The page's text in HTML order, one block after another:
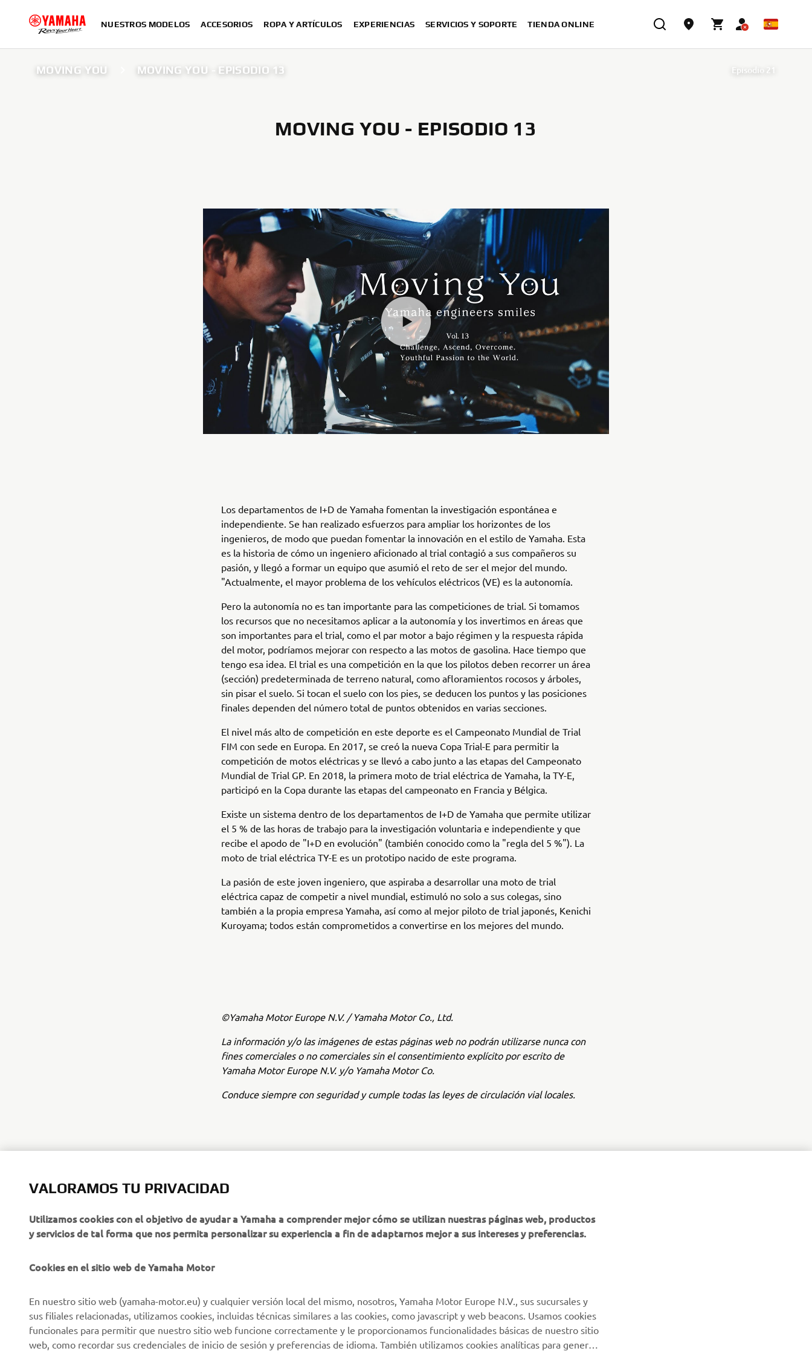
NUESTROS MODELOS ACCESORIOS ROPA Y ARTÍCULOS EXPERIENCIAS SERVICIOS Y SOPORTE TIENDA ONLINE
MOVING YOU MOVING YOU - EPISODIO 13 Episodio 21
MOVING YOU - EPISODIO 13
Los departamentos de I+D de Yamaha fomentan la investigación espontánea e
independiente. Se han realizado esfuerzos para ampliar los horizontes de los
ingenieros, de modo que puedan fomentar la innovación en el estilo de Yamaha. Esta
es la historia de cómo un ingeniero aficionado al trial contagió a sus compañeros su
pasión, y llegó a formar un equipo que asumió el reto de ser el mejor del mundo.
"Actualmente, el mayor problema de los vehículos eléctricos (VE) es la autonomía.
Pero la autonomía no es tan importante para las competiciones de trial. Si tomamos
los recursos que no necesitamos aplicar a la autonomía y los invertimos en áreas que
son importantes para el trial, como el par motor a bajo régimen y la respuesta rápida
del motor, podríamos mejorar con respecto a las motos de gasolina. Hace tiempo que
tengo esa idea. El trial es una competición en la que los pilotos deben recorrer un área
(sección) predeterminada de terreno natural, como afloramientos rocosos y árboles,
sin pisar el suelo. Si tocan el suelo con los pies, se deducen los puntos y las posiciones
finales dependen del número total de puntos obtenidos en varias secciones.
El nivel más alto de competición en este deporte es el Campeonato Mundial de Trial
FIM con sede en Europa. En 2017, se creó la nueva Copa Trial-E para permitir la
competición de motos eléctricas y se llevó a cabo junto a las etapas del Campeonato
Mundial de Trial GP. En 2018, la primera moto de trial eléctrica de Yamaha, la TY-E,
participó en la Copa durante las etapas del campeonato en Francia y Bélgica.
Existe un sistema dentro de los departamentos de I+D de Yamaha que permite utilizar
el 5 % de las horas de trabajo para la investigación voluntaria e independiente y que
recibe el apodo de "I+D en evolución" (también conocido como la "regla del 5 %"). La
moto de trial eléctrica TY-E es un prototipo nacido de este programa.
La pasión de este joven ingeniero, que aspiraba a desarrollar una moto de trial
eléctrica capaz de competir a nivel mundial, estimuló no solo a sus colegas, sino
también a la propia empresa Yamaha, así como al mejor piloto de trial japonés, Kenichi
Kuroyama; todos están comprometidos a convertirse en los mejores del mundo.
©Yamaha Motor Europe N.V. / Yamaha Motor Co., Ltd.
La información y/o las imágenes de estas páginas web no podrán utilizarse nunca con
fines comerciales o no comerciales sin el consentimiento explícito por escrito de
Yamaha Motor Europe N.V. y/o Yamaha Motor Co.
Conduce siempre con seguridad y cumple todas las leyes de circulación vial locales.
Sobre nosotros
Eventos
Catálogos
NEO's Delivery
Golf / Buggys B2B
Equipos de Intervención
MyYamaha
Yamaha Motor Global
Atención al Cliente
Localizador de
Concesionarios
Sé el primero en enterarte de las últimas ofertas, eventos
Lea nuestra Política de Privacidad para saber cómo procesamos
sus datos personales:
VALORAMOS TU PRIVACIDAD
Utilizamos cookies con el objetivo de ayudar a Yamaha a comprender mejor cómo se utilizan nuestras páginas web, productos
y servicios de tal forma que nos permita personalizar su experiencia a fin de adaptarnos mejor a sus intereses y preferencias.
Cookies en el sitio web de Yamaha Motor
En nuestro sitio web (yamaha-motor.eu) y cualquier versión local del mismo, nosotros, Yamaha Motor Europe N.V., sus sucursales y
sus filiales relacionadas, utilizamos cookies, incluidas técnicas similares a las cookies, como javascript y web beacons. Usamos cookies
funcionales para permitir que nuestro sitio web funcione correctamente y le proporcionamos funcionalidades básicas de nuestro sitio
web, como recordar sus credenciales de inicio de sesión y preferencias de idioma. También utilizamos cookies analíticas para generar